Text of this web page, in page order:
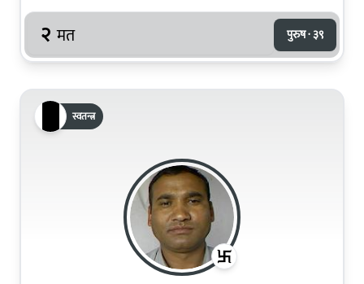
२ मत पुरुष · ३९
स्वतन्त्र